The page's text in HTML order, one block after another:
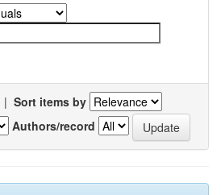
| Sort items by
Authors/record